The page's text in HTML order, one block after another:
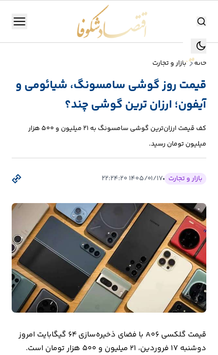
جستجو جستجو
منو
تولید
صنعت
انرژی
بانک،
و
بیمه
اقتصاد
جهان
بازار
و
تجارت
کشاورزی
خانه بازار و تجارت
قیمت روز گوشی سامسونگ، شیائومی و
آیفون؛ ارزان ترین گوشی چند؟
کف قیمت ارزان‌ترین گوشی سامسونگ به ۲۱ میلیون و ۵۰۰ هزار
میلیون تومان رسید.
بازار و تجارت ۱۴۰۵/۰۱/۱۷ ۲۲:۲۴:۲۰
قیمت گلکسی A06 با فضای ذخیره‌سازی 64 گیگابایت امروز
دوشنبه 17 فروردین، 21 میلیون و 500 هزار تومان است.